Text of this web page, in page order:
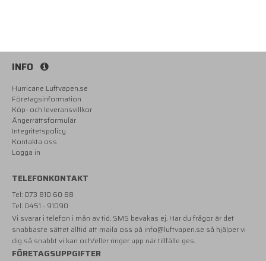
INFO
Hurricane Luftvapen.se
Företagsinformation
Köp- och leveransvillkor
Ångerrättsformulär
Integritetspolicy
Kontakta oss
Logga in
TELEFONKONTAKT
Tel: 073 810 60 88
Tel: 0451 - 91090
Vi svarar i telefon i mån av tid. SMS bevakas ej. Har du frågor är det
snabbaste sättet alltid att maila oss på info@luftvapen.se så hjälper vi
dig så snabbt vi kan och/eller ringer upp när tillfälle ges.
FÖRETAGSUPPGIFTER